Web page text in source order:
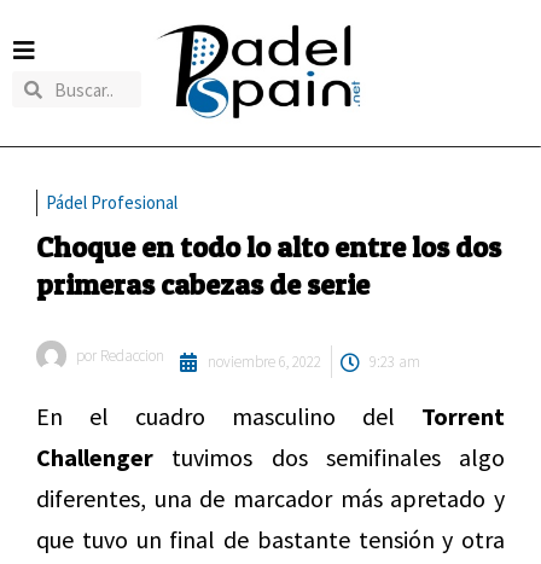
Pádel Profesional
Choque en todo lo alto entre los dos
primeras cabezas de serie
por Redaccion noviembre 6, 2022 9:23 am
En el cuadro masculino del Torrent
Challenger tuvimos dos semifinales algo
diferentes, una de marcador más apretado y
que tuvo un final de bastante tensión y otra